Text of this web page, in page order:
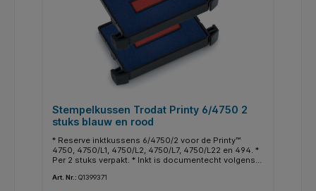
Stempelkussen Trodat Printy 6/4750 2
stuks blauw en rood
* Reserve inktkussens 6/4750/2 voor de Printy™
4750, 4750/L1, 4750/L2, 4750/L7, 4750/L22 en 494. *
Per 2 stuks verpakt. * Inkt is documentecht volgens
Art. Nr.: Q1399371